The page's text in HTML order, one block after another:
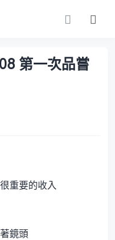
第一次品嘗
重要的收入
鏡頭